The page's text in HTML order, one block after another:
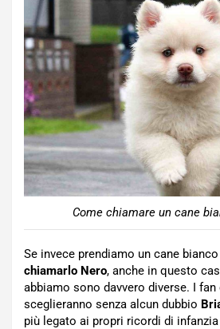
Come chiamare un cane
Se invece prendiamo un cane
chiamarlo Nero, anche in questo
abbiamo sono davvero diverse. I fan
sceglieranno senza alcun dubbio
più legato ai propri ricordi di